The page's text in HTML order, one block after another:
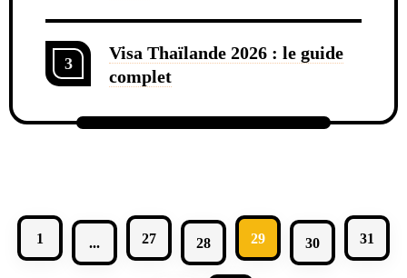
3
Visa Thaïlande 2026 : le guide
complet
1 ... 27 28 29 30 31